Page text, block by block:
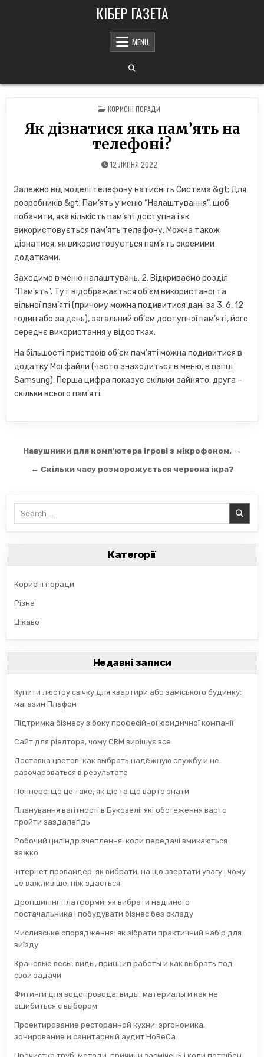
КІБЕР ГАЗЕТА
MENU
POSTED
IN
КОРИСНІ ПОРАДИ
Як дізнатися яка пам’ять на
телефоні?
12 ЛИПНЯ 2022
Залежно від моделі телефону натисніть Система &gt; Для
розробників &gt; Пам’ять у меню “Налаштування”, щоб
побачити, яка кількість пам’яті доступна і як
використовується пам’ять телефону. Можна також
дізнатися, як використовується пам’ять окремими
додатками.
Заходимо в меню налаштувань. 2. Відкриваємо розділ
“Пам’ять”. Тут відображається об’єм використаної та
вільної пам’яті (причому можна подивитися дані за 3, 6, 12
годин або за день), загальний об’єм доступної пам’яті, його
середнє використання у відсотках.
На більшості пристроїв об’єм пам’яті можна подивитися в
додатку Мої файли (часто знаходиться в меню, в папці
Samsung). Перша цифра показує скільки зайнято, друга –
скільки всього пам’яті.
Навігація
записів
Навушники для комп'ютера ігрові з мікрофоном. →
← Скільки часу розморожується червона ікра?
Категорії
Корисні поради
Різне
Цікаво
Недавні записи
Купити люстру свічку для квартири або заміського будинку:
магазин Плафон
Підтримка бізнесу з боку професійної юридичної компанії
Сайт для ріелтора, чому CRM вирішує все
Доставка цветов: как выбрать надёжную службу и не
разочароваться в результате
Попперс: що це таке, як діє та що варто знати
Планування вагітності в Буковелі: які обстеження варто
пройти заздалегідь
Робочий циліндр зчеплення: коли передачі вмикаються
важко
Інтернет провайдер: як вибрати, на що звертати увагу і чому
це важливіше, ніж здається
Дропшипінг платформи: як вибрати надійного
постачальника і побудувати бізнес без складу
Мисливське спорядження: як зібрати практичний набір для
виїзду
Крановые весы: виды, принцип работы и как выбрать под
свои задачи
Фитинги для водопровода: виды, материалы и как не
ошибиться с выбором
Проектирование ресторанной кухни: эргономика,
зонирование и санитарный аудит HoReCa